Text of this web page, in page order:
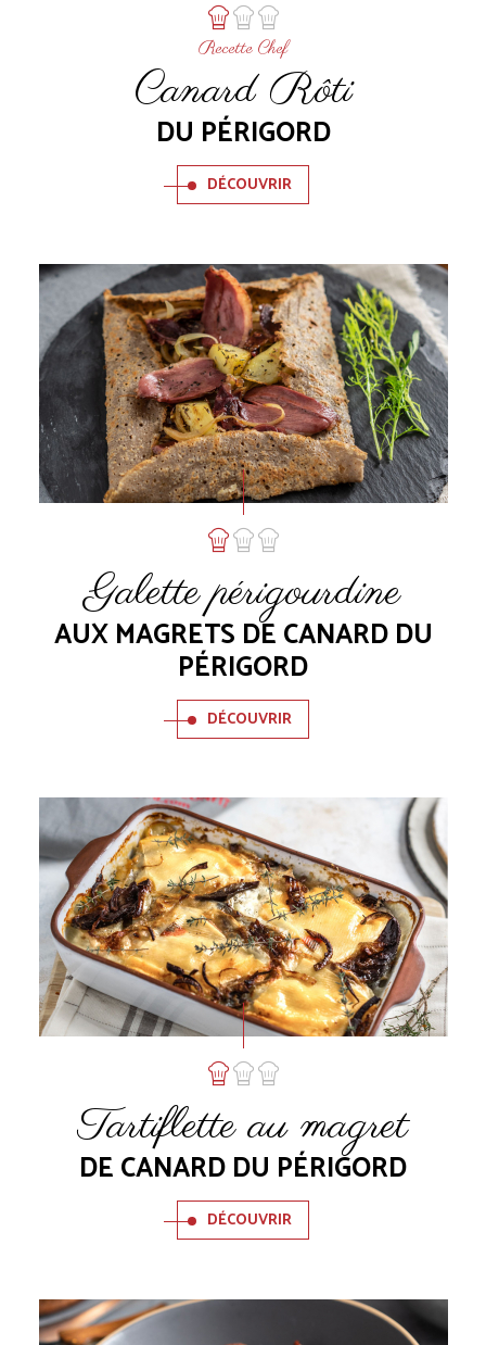
Recette Chef
Canard Rôti
DU PÉRIGORD
DÉCOUVRIR
Galette périgourdine
AUX MAGRETS DE CANARD DU
PÉRIGORD
DÉCOUVRIR
Tartiflette au magret
DE CANARD DU PÉRIGORD
DÉCOUVRIR